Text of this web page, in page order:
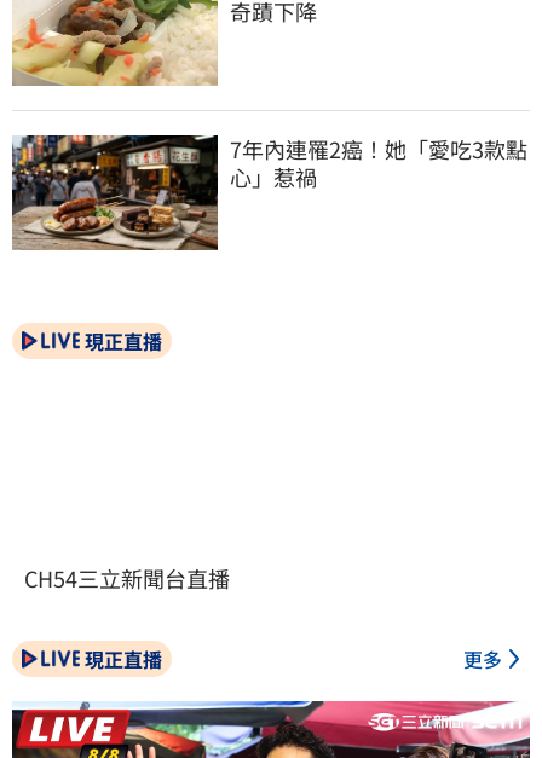
奇蹟下降
7年內連罹2癌！她「愛吃3款點
心」惹禍
現正直播
CH54三立新聞台直播
現正直播 更多